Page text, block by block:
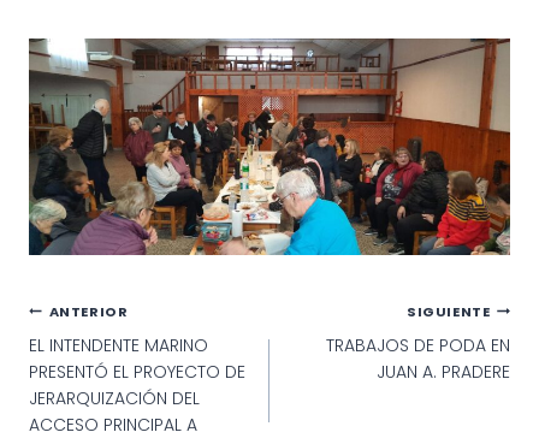
Navegación
de
entradas
ANTERIOR
EL INTENDENTE MARINO
PRESENTÓ EL PROYECTO DE
JERARQUIZACIÓN DEL
ACCESO PRINCIPAL A
SIGUIENTE
TRABAJOS DE PODA EN
JUAN A. PRADERE